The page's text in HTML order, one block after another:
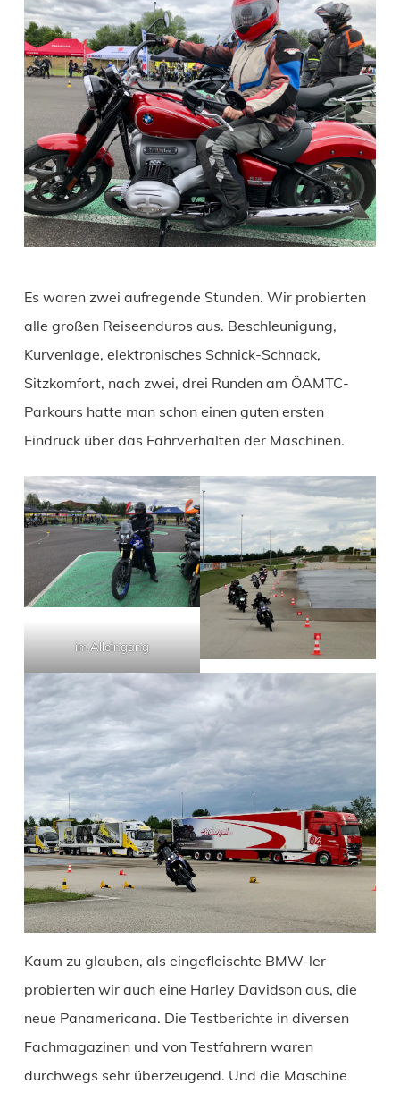
Es waren zwei aufregende Stunden. Wir probierten
alle großen Reiseenduros aus. Beschleunigung,
Kurvenlage, elektronisches Schnick-Schnack,
Sitzkomfort, nach zwei, drei Runden am ÖAMTC-
Parkours hatte man schon einen guten ersten
Eindruck über das Fahrverhalten der Maschinen.
im Alleingang
Kaum zu glauben, als eingefleischte BMW-ler
probierten wir auch eine Harley Davidson aus, die
neue Panamericana. Die Testberichte in diversen
Fachmagazinen und von Testfahrern waren
durchwegs sehr überzeugend. Und die Maschine